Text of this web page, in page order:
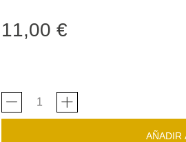
11,00 €
AÑADIR